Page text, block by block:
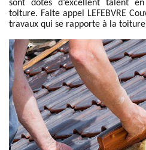
sont dotés d’excellent talent
toiture. Faite appel LEFEBVRE
travaux qui se rapporte à la toiture